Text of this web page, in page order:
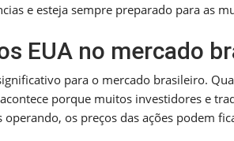
e esteja sempre preparado para as
EUA no mercado
para o mercado brasileiro.
porque muitos investidores e
os preços das ações podem